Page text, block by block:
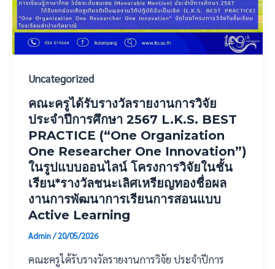
Uncategorized
คณะครูได้รับรางวัลรายงานการวิจัย
ประจำปีการศึกษา 2567 L.K.S. BEST
PRACTICE (“One Organization
One Researcher One Innovation”)
ในรูปแบบออนไลน์ โครงการวิจัยในชั้น
เรียน*รางวัลชนะเลิศเหรียญทองชื่อผล
งานการพัฒนาการเรียนการสอนแบบ
Active Learning
Admin/20/05/2026
คณะครูได้รับรางวัลรายงานการวิจัย ประจำปีการ